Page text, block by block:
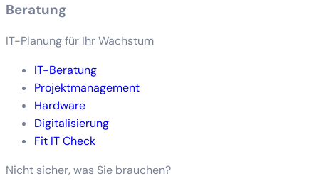
Beratung
IT-Planung für Ihr Wachstum
IT-Beratung
Projektmanagement
Hardware
Digitalisierung
Fit IT Check
Nicht sicher, was Sie brauchen?